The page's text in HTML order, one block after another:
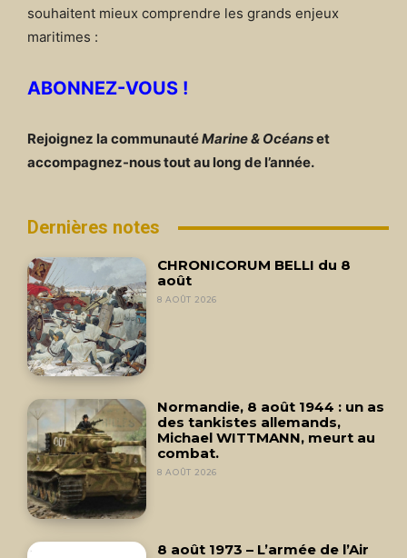
souhaitent mieux comprendre les grands enjeux
maritimes :
ABONNEZ-VOUS !
Rejoignez la communautéMarine & Océanset
accompagnez-nous tout au long de l’année.
Dernières notes
CHRONICORUM BELLI du 8
août
8 AOÛT 2026
Normandie, 8 août 1944 : un as
des tankistes allemands,
Michael WITTMANN, meurt au
combat.
8 AOÛT 2026
8 août 1973 – L’armée de l’Air